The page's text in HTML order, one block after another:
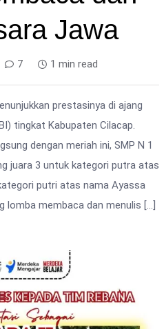
Jawa
7 1 min read
prestasinya di ajang
tingkat Kabupaten Cilacap.
dengan meriah ini, SMP N 1
juara 3 untuk kategori putra atas
putri atas nama Ayassa
lomba membaca dan menulis […]